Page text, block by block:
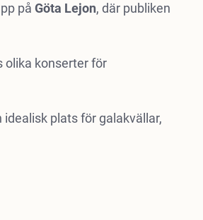
på Göta Lejon, där publiken
olika konserter för
plats för galakvällar,